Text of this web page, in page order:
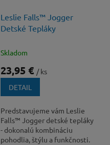
Leslie Falls™ Jogger
Detské Tepláky
Skladom
23,95 € / ks
DETAIL
Predstavujeme vám Leslie
Falls™ Jogger detské tepláky
- dokonalú kombináciu
pohodlia, štýlu a funkčnosti.